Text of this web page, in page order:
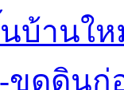
บ้านใ
ดดินก่